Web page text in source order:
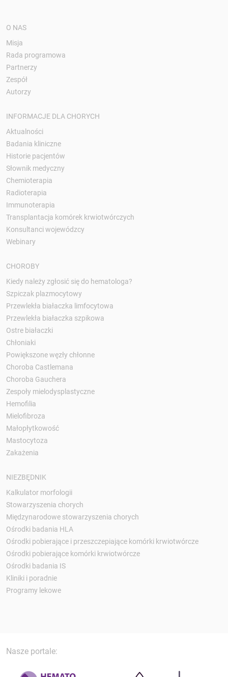
O NAS
Misja
Rada programowa
Partnerzy
Zespół
Autorzy
INFORMACJE DLA CHORYCH
Aktualności
Badania kliniczne
Historie pacjentów
Słownik medyczny
Chemioterapia
Radioterapia
Immunoterapia
Transplantacja komórek krwiotwórczych
Konsultanci wojewódzcy
Webinary
CHOROBY
Kiedy należy zgłosić się do hematologa?
Szpiczak plazmocytowy
Przewlekła białaczka limfocytowa
Przewlekła białaczka szpikowa
Ostre białaczki
Chłoniaki
Powiększone węzły chłonne
Choroba Castlemana
Choroba Gauchera
Zespoły mielodysplastyczne
Hemofilia
Mielofibroza
Małopłytkowość
Mastocytoza
Zakażenia
NIEZBĘDNIK
Kalkulator morfologii
Stowarzyszenia chorych
Międzynarodowe stowarzyszenia chorych
Ośrodki badania HLA
Ośrodki pobierające i przeszczepiające komórki krwiotwórcze
Ośrodki pobierające komórki krwiotwórcze
Ośrodki badania IS
Kliniki i poradnie
Programy lekowe
Nasze portale: